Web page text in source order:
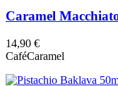
Caramel
14,90 €
CaféCaramel